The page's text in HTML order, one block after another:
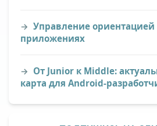
Управление ориентацией
приложениях
От Junior к Middle:
карта для Android-